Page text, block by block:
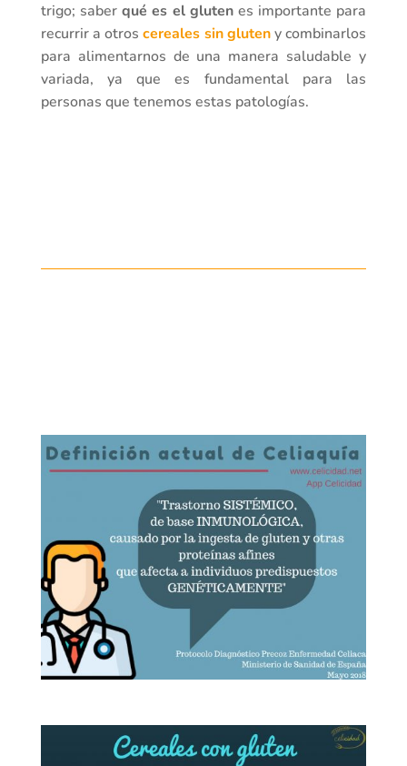
trigo; saberqué es el glutenes importante para
recurrir a otroscereales sin gluteny combinarlos
para alimentarnos de una manera saludable y
variada, ya que es fundamental para las
personas que tenemos estas patologías.